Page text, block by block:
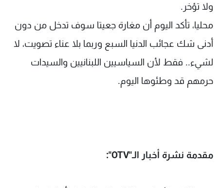
ولا تؤخر.
محليا، تأكد اليوم أن مغارة جعيتا سوف تدخل من دون
أدنى شك عجائب الدنيا السبع وربما بلا عناء تصويت، لا
لشيء.. فقط لأن السياسيين اللبنانيين والسيدات
حرمهم قد وطئوها اليوم.
مقدمة نشرة أخبار الـ"OTV
":